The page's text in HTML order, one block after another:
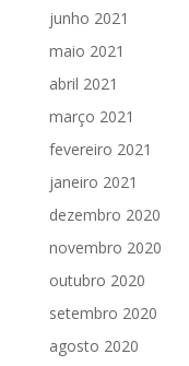
junho 2021
maio 2021
abril 2021
março 2021
fevereiro 2021
janeiro 2021
dezembro 2020
novembro 2020
outubro 2020
setembro 2020
agosto 2020